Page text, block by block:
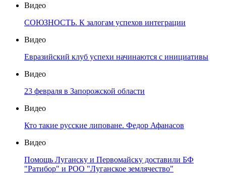
Видео
СОЮЗНОСТЬ. К залогам успехов интеграции
Видео
Евразийский клуб успехи начинаются с инициативы
Видео
23 февраля в Запорожской области
Видео
Кто такие русские липоване. Федор Афанасов
Видео
Помощь Луганску и Первомайску доставили БФ
"Ратибор" и РОО "Луганское землячество"